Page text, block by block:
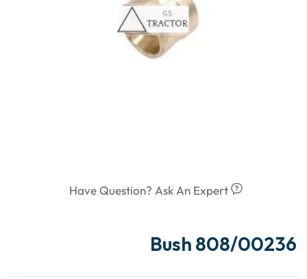
Have Question? Ask An Expert
Bush 808/00236